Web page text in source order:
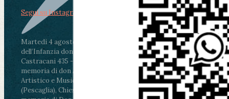
Martedì 4 agosto2026
ore 11:30 - Lucca, Scuola
dell’Infanzia don Aldo Mei - Viale Castruccio
Castracani 435 - Inaugurazione murales in
memoria di don Aldo Mei curato dal Liceo
Artistico e Musicale “Passaglia”
ore 18 - Fiano
(Pescaglia), Chiesa parrocchiale - Messa in
Segui su Instagram